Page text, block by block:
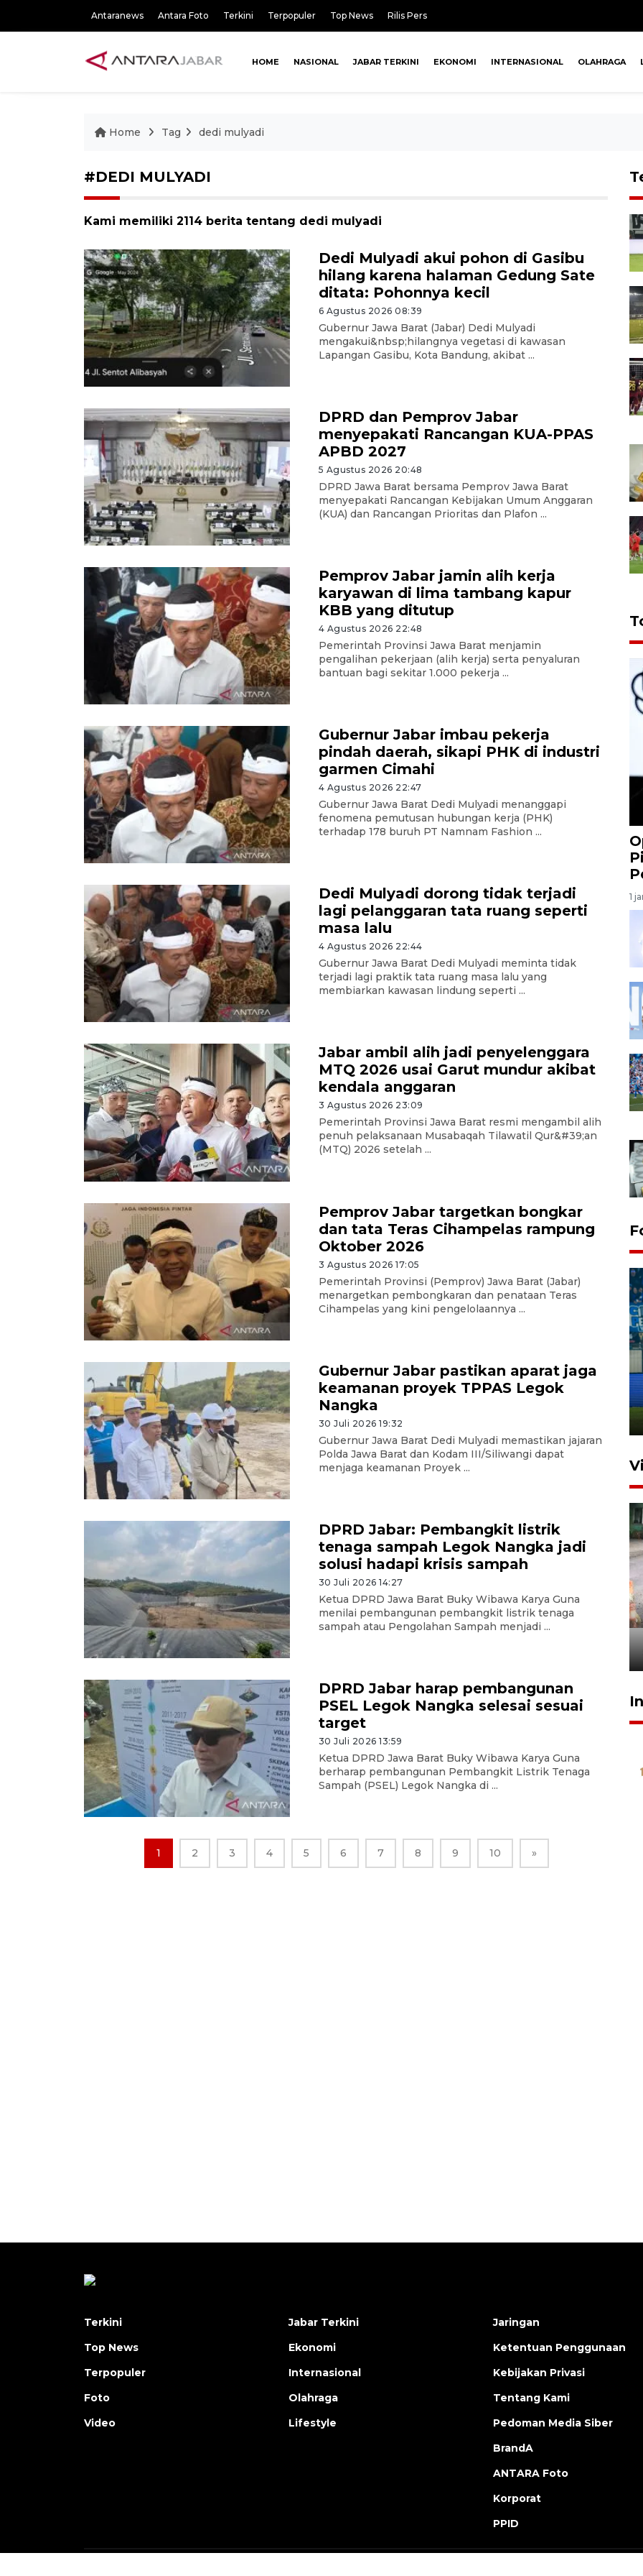
Antaranews Antara Foto Terkini Terpopuler Top News Rilis Pers
HOME NASIONAL JABAR TERKINI EKONOMI INTERNASIONAL OLAHRAGA
Home Tag dedi mulyadi
#DEDI MULYADI
Kami memiliki 2114 berita tentang dedi mulyadi
Dedi Mulyadi akui pohon di Gasibu
hilang karena halaman Gedung Sate
ditata: Pohonnya kecil
6 Agustus 2026 08:39
Gubernur Jawa Barat (Jabar) Dedi Mulyadi
mengakui&nbsp;hilangnya vegetasi di kawasan
Lapangan Gasibu, Kota Bandung, akibat ...
DPRD dan Pemprov Jabar
menyepakati Rancangan KUA-PPAS
APBD 2027
5 Agustus 2026 20:48
DPRD Jawa Barat bersama Pemprov Jawa Barat
menyepakati Rancangan Kebijakan Umum Anggaran
(KUA) dan Rancangan Prioritas dan Plafon ...
Pemprov Jabar jamin alih kerja
karyawan di lima tambang kapur
KBB yang ditutup
4 Agustus 2026 22:48
Pemerintah Provinsi Jawa Barat menjamin
pengalihan pekerjaan (alih kerja) serta penyaluran
bantuan bagi sekitar 1.000 pekerja ...
Gubernur Jabar imbau pekerja
pindah daerah, sikapi PHK di industri
garmen Cimahi
4 Agustus 2026 22:47
Gubernur Jawa Barat Dedi Mulyadi menanggapi
fenomena pemutusan hubungan kerja (PHK)
terhadap 178 buruh PT Namnam Fashion ...
Dedi Mulyadi dorong tidak terjadi
lagi pelanggaran tata ruang seperti
masa lalu
4 Agustus 2026 22:44
Gubernur Jawa Barat Dedi Mulyadi meminta tidak
terjadi lagi praktik tata ruang masa lalu yang
membiarkan kawasan lindung seperti ...
Jabar ambil alih jadi penyelenggara
MTQ 2026 usai Garut mundur akibat
kendala anggaran
3 Agustus 2026 23:09
Pemerintah Provinsi Jawa Barat resmi mengambil alih
penuh pelaksanaan Musabaqah Tilawatil Qur&#39;an
(MTQ) 2026 setelah ...
Pemprov Jabar targetkan bongkar
dan tata Teras Cihampelas rampung
Oktober 2026
3 Agustus 2026 17:05
Pemerintah Provinsi (Pemprov) Jawa Barat (Jabar)
menargetkan pembongkaran dan penataan Teras
Cihampelas yang kini pengelolaannya ...
Gubernur Jabar pastikan aparat jaga
keamanan proyek TPPAS Legok
Nangka
30 Juli 2026 19:32
Gubernur Jawa Barat Dedi Mulyadi memastikan jajaran
Polda Jawa Barat dan Kodam III/Siliwangi dapat
menjaga keamanan Proyek ...
DPRD Jabar: Pembangkit listrik
tenaga sampah Legok Nangka jadi
solusi hadapi krisis sampah
30 Juli 2026 14:27
Ketua DPRD Jawa Barat Buky Wibawa Karya Guna
menilai pembangunan pembangkit listrik tenaga
sampah atau Pengolahan Sampah menjadi ...
DPRD Jabar harap pembangunan
PSEL Legok Nangka selesai sesuai
target
30 Juli 2026 13:59
Ketua DPRD Jawa Barat Buky Wibawa Karya Guna
berharap pembangunan Pembangkit Listrik Tenaga
Sampah (PSEL) Legok Nangka di ...
1 2 3 4 5 6 7 8 9 10 »
1
Penutupan latihan bela negara
dan manajerial SPPI di
Balikpapan
Pigai: Penangkapan begal
tetap kewenangan aparat
penegak hukum
Terkini
Top News
Terpopuler
Foto
Video
Jabar Terkini
Ekonomi
Internasional
Olahraga
Lifestyle
Jaringan
Ketentuan Penggunaan
Kebijakan Privasi
Tentang Kami
Pedoman Media Siber
BrandA
ANTARA Foto
Korporat
PPID